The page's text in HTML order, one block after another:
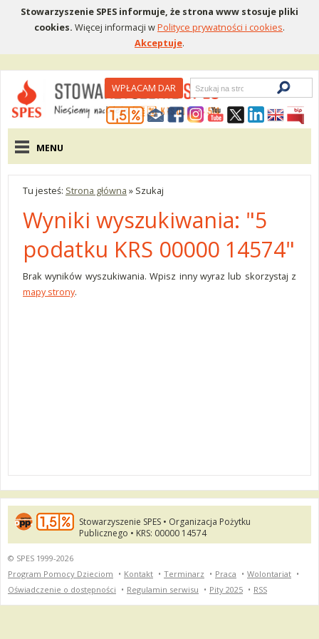
Stowarzyszenie SPES informuje, że strona www stosuje pliki
cookies. Więcej informacji wPolityce prywatności i cookies.
Akceptuje.
Menu pomocniczeWPŁACAM DAR
Wyszukiwarka
Menu główne
MENU
Tu jesteś: Strona główna » Szukaj
Wyniki wyszukiwania: "5
podatku KRS 00000 14574"
Brak wyników wyszukiwania. Wpisz inny wyraz lub skorzystaj z
mapy strony.
Stowarzyszenie SPES • Organizacja Pożytku
Publicznego • KRS: 00000 14574
© SPES 1999-2026
Program Pomocy Dzieciom • Kontakt • Terminarz • Praca • Wolontariat •
Oświadczenie o dostępności • Regulamin serwisu • Pity 2025 • RSS